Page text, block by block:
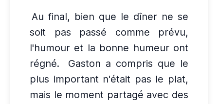
Au final, bien que le dîner ne se
soit pas passé comme prévu,
l'humour et la bonne humeur ont
régné.
Gaston a compris que le
plus important n'était pas le plat,
mais le moment partagé avec des